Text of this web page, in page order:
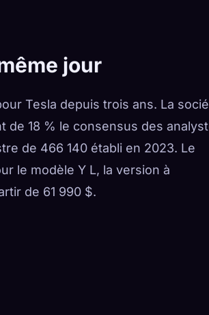
jour
Tesla depuis trois ans. La
de 18 % le consensus des
de 466 140 établi en 2023. Le
le modèle Y L, la version à
de 61 990 $.